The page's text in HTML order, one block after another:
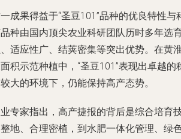
成果得益于“圣豆101”品种的优良特性
种由国内顶尖农业科研团队历时多年选
适应性广、结荚密集等突出优势。在黄
积示范种植中，“圣豆101”表现出卓越
大的环境下，仍能保持高产态势。
专家指出，高产捷报的背后是综合培育
地、合理密植，到水肥一体化管理、绿